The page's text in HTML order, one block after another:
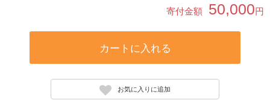
寄付金額 50,000円
カートに入れる
お気に入りに追加